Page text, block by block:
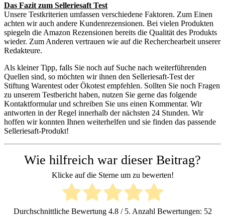
Das Fazit zum Selleriesaft Test
Unsere Testkriterien umfassen verschiedene Faktoren. Zum Einen
achten wir auch andere Kundenrezensionen. Bei vielen Produkten
spiegeln die Amazon Rezensionen bereits die Qualität des Produkts
wieder. Zum Anderen vertrauen wie auf die Recherchearbeit unserer
Redakteure.
Als kleiner Tipp, falls Sie noch auf Suche nach weiterführenden
Quellen sind, so möchten wir ihnen den Selleriesaft-Test der
Stiftung Warentest oder Ökotest empfehlen. Sollten Sie noch Fragen
zu unserem Testbericht haben, nutzen Sie gerne das folgende
Kontaktformular und schreiben Sie uns einen Kommentar. Wir
antworten in der Regel innerhalb der nächsten 24 Stunden. Wir
hoffen wir konnten Ihnen weiterhelfen und sie finden das passende
Selleriesaft-Produkt!
Wie hilfreich war dieser Beitrag?
Klicke auf die Sterne um zu bewerten!
Durchschnittliche Bewertung 4.8/ 5. Anzahl Bewertungen: 52